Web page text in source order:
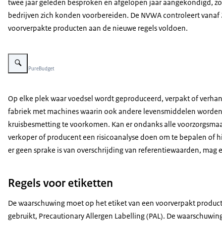
twee jaar geleden besproken en afgelopen jaar aangekondigd,
bedrijven zich konden voorbereiden. De NVWA controleert
voorverpakte producten aan de nieuwe regels voldoen.
Vergroot afbeelding Meest voorkomende allergenen
Beeld: © PureBudget
Op elke plek waar voedsel wordt geproduceerd, verpakt of
fabriek met machines waarin ook andere levensmiddelen
kruisbesmetting te voorkomen. Kan er ondanks alle
verkoper of producent een risicoanalyse doen om te bepalen of
er geen sprake is van overschrijding van referentiewaarden,
Regels voor etiketten
De waarschuwing moet op het etiket van een voorverpakt
gebruikt, Precautionary Allergen Labelling (PAL). De